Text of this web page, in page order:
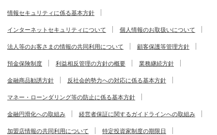
情報セキュリティに係る基本方針
インターネットセキュリティについて 個人情報のお取扱いについて
法人等のお客さまの情報の共同利用について 顧客保護等管理方針
預金保険制度 利益相反管理の方針の概要 業務継続方針
金融商品勧誘方針 反社会的勢力への対応に係る基本方針
マネー・ローンダリング等の防止に係る基本方針
金融円滑化への取組み 経営者保証に関するガイドラインへの取組み
加盟店情報の共同利用について 特定投資家制度の期限日